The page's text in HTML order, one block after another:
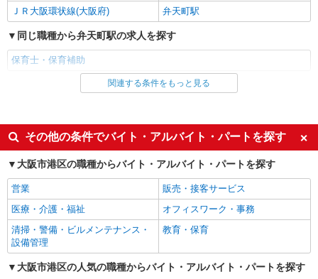
ＪＲ大阪環状線(大阪府)
弁天町駅
同じ職種から弁天町駅の求人を探す
保育士・保育補助
同じ雇用形態から弁天町駅の求人を探す
同じ特徴から弁天町駅の求人を探す
ミドル（40代～）活躍中
エルダー（50代～）活躍中
昇給あり
オープニングスタッフ
禁煙・分煙
駅直結・駅チカ
交通費支給
社会保険あり
産休・育休取得実績あり
研修制度あり
昼
関連する条件をもっと見る
その他の条件でバイト・アルバイト・パートを探す
大阪市港区の職種からバイト・アルバイト・パートを探す
営業
販売・接客サービス
医療・介護・福祉
オフィスワーク・事務
清掃・警備・ビルメンテナンス・
設備管理
教育・保育
大阪市港区の人気の職種からバイト・アルバイト・パートを探す